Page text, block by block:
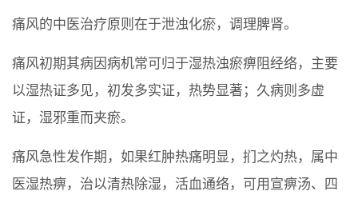
痛风的中医治疗原则在于泄浊化瘀，调理脾肾。
痛风初期其病因病机常可归于湿热浊瘀痹阻经络，主要
以湿热证多见，初发多实证，热势显著；久病则多虚
证，湿邪重而夹瘀。
痛风急性发作期，如果红肿热痛明显，扪之灼热，属中
医湿热痹，治以清热除湿，活血通络，可用宣痹汤、四